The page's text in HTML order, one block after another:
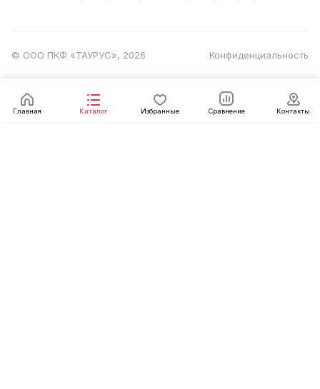
Главная Каталог Избранные Сравнение Контакты
© ООО ПКФ «ТАУРУС», 2026 Конфиденциальность